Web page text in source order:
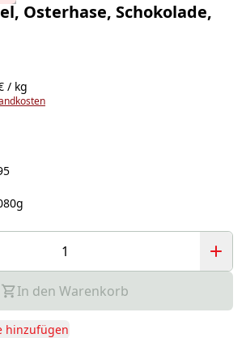
Osterhase, Schokolade,
/ kg
In den Warenkorb
hinzufügen